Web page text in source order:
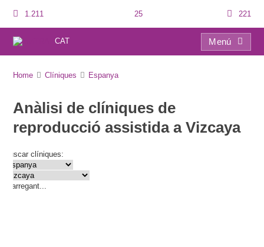
1.211 25 221
CAT
Menú
Home Clíniques Espanya
Anàlisi de clíniques de
reproducció assistida a Vizcaya
Buscar clíniques:
Carregant...